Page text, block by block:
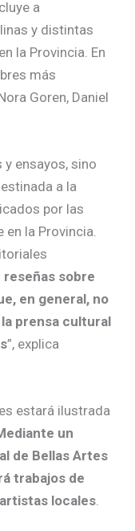
a
y distintas
la Provincia. En
más
Goren, Daniel
ensayos, sino
a la
por las
la Provincia.
reseñas sobre
en general, no
prensa cultural
”, explica
estará ilustrada
un
de Bellas Artes
trabajos de
locales.